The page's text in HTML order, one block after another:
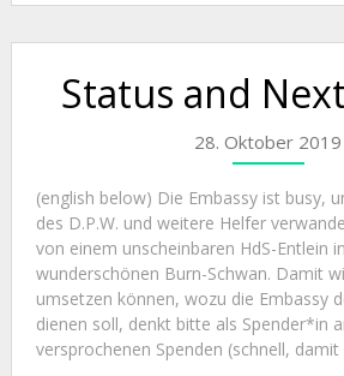
Status and
28. Oktober 2019
(english below) Die Embassy ist busy,
des D.P.W. und weitere Helfer
von einem unscheinbaren HdS-Entlein
wunderschönen Burn-Schwan. Damit
umsetzen können, wozu die Embassy
dienen soll, denkt bitte als Spender*in
versprochenen Spenden (schnell, damit